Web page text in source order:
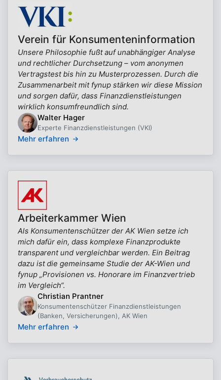
Verein für Konsumenteninformation
Unsere Philosophie fußt auf unabhängiger Analyse
und rechtlicher Durchsetzung – vom anonymen
Vertragstest bis hin zu Musterprozessen. Durch die
Zusammenarbeit mit fynup stärken wir diese Mission
und sorgen dafür, dass Finanzdienstleistungen
wirklich konsumfreundlich sind.
Walter Hager
Experte Finanzdienstleistungen (VKI)
Mehr erfahren
Arbeiterkammer Wien
Als Konsumentenschützer der AK Wien setze ich
mich dafür ein, dass komplexe Finanzprodukte
transparent und vergleichbar werden. Ein Beitrag
dazu ist die gemeinsame Studie der AK-Wien und
fynup „Provisionen vs. Honorare im Finanzvertrieb
im Vergleich“.
Christian Prantner
Konsumentenschützer Finanzdienstleistungen
(Banken, Versicherungen), AK Wien
Mehr erfahren